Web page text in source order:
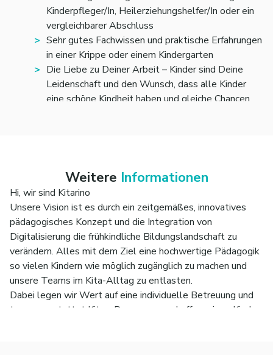
Tag mit einem guten Beispiel voran. Dabei haben
die Kinder und Dein Team immer Priorität
Kinderpfleger/In, Heilerziehungshelfer/In oder ein
vergleichbarer Abschluss
Sehr gutes Fachwissen und praktische Erfahrungen
in einer Krippe oder einem Kindergarten
Die Liebe zu Deiner Arbeit – Kinder sind Deine
Leidenschaft und den Wunsch, dass alle Kinder
eine schöne Kindheit haben und gleiche Chancen
Teamfähigkeit gepaart mit der Fähigkeit,
selbstständig und strukturiert zu arbeiten und
mögliche Konflikte eigenständig zu lösen
Eine positive Ausstrahlung, ein großes Maß an
Empathie sowie ein offenes und sicheres
Auftreten
Weitere Informationen
Hi, wir sind Kitarino
Unsere Vision ist es durch ein zeitgemäßes, innovatives
pädagogisches Konzept und die Integration von
Digitalisierung die frühkindliche Bildungslandschaft zu
verändern. Alles mit dem Ziel eine hochwertige Pädagogik
so vielen Kindern wie möglich zugänglich zu machen und
unsere Teams im Kita-Alltag zu entlasten.
Dabei legen wir Wert auf eine individuelle Betreuung und
top ausgestattet Kitas. Denn nur so schaffen wir es Kinder